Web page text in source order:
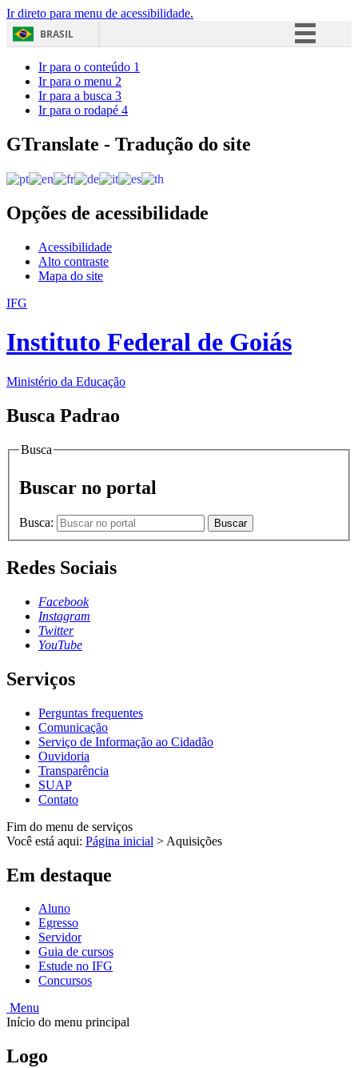
Ir direto para menu de acessibilidade.
BRASIL
Acesso à informação
Ir para o conteúdo 1
Ir para o menu 2
Ir para a busca 3
Ir para o rodapé 4
GTranslate - Tradução do site
Opções de acessibilidade
Acessibilidade
Alto contraste
Mapa do site
IFG
Instituto Federal de Goiás
Ministério da Educação
Busca Padrao
Busca
Buscar no portal
Busca: Buscar
Redes Sociais
Facebook
Instagram
Twitter
YouTube
Serviços
Perguntas frequentes
Comunicação
Serviço de Informação ao Cidadão
Ouvidoria
Transparência
SUAP
Contato
Fim do menu de serviços
Você está aqui: Página inicial > Aquisições
Em destaque
Aluno
Egresso
Servidor
Guia de cursos
Estude no IFG
Concursos
Menu
Início do menu principal
Logo